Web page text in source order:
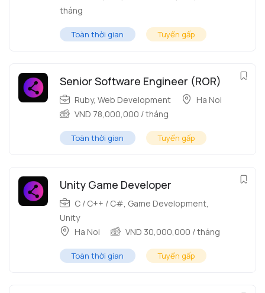
tháng
Toàn thời gian Tuyển gấp
Senior Software Engineer (ROR)
Ruby, Web Development
Ha Noi
VND 78,000,000 / tháng
Toàn thời gian Tuyển gấp
Unity Game Developer
C / C++ / C#, Game Development,
Unity
Ha Noi
VND 30,000,000 / tháng
Toàn thời gian Tuyển gấp